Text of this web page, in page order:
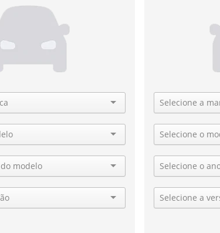
Marca
Modelo
Ano
Versão